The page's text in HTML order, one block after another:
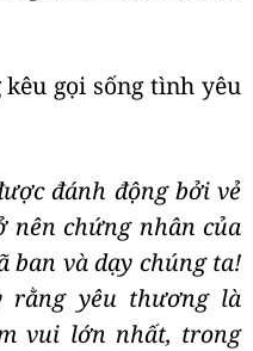
gọi sống tình yêu
đánh động bởi vẻ
nên chứng nhân của
ban và dạy chúng ta!
rằng yêu thương là
vui lớn nhất, trong